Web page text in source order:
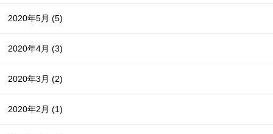
2020年5月(5)
2020年4月(3)
2020年3月(2)
2020年2月(1)